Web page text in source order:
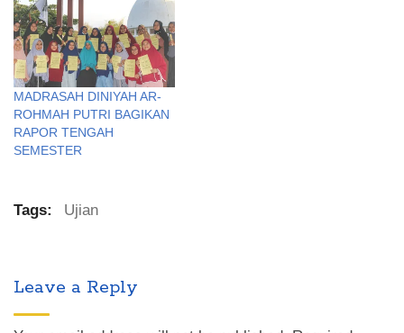
MADRASAH DINIYAH AR-
ROHMAH PUTRI BAGIKAN
RAPOR TENGAH
SEMESTER
Tags: Ujian
Leave a Reply